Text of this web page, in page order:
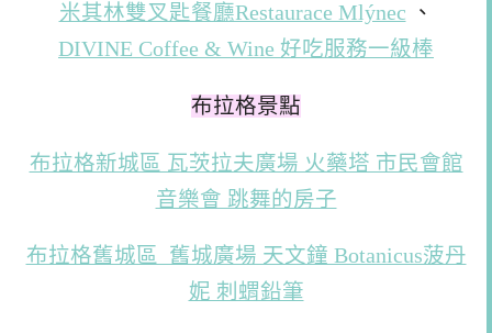
米其林雙叉匙餐廳Restaurace Mlýnec 、
DIVINE Coffee & Wine 好吃服務一級棒
布拉格景點
布拉格新城區 瓦茨拉夫廣場 火藥塔 市民會館
音樂會 跳舞的房子
布拉格舊城區 舊城廣場 天文鐘 Botanicus菠丹
妮 刺蝟鉛筆